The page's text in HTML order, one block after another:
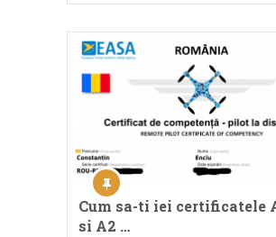
Cum sa-ti iei certificatele
si A2 …